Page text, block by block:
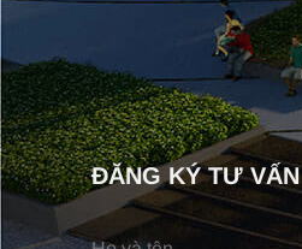
ĐĂNG KÝ TƯ VẤN